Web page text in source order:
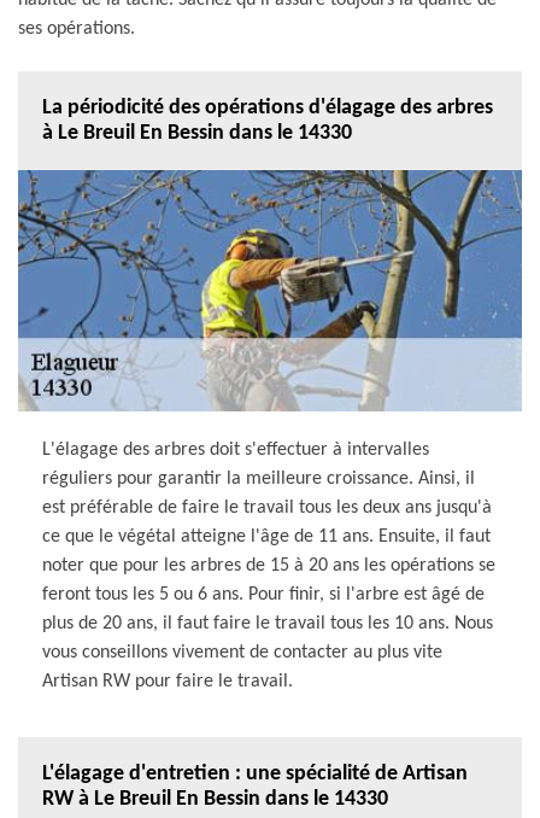
ses opérations.
La périodicité des opérations d'élagage des arbres
à Le Breuil En Bessin dans le 14330
L'élagage des arbres doit s'effectuer à intervalles
réguliers pour garantir la meilleure croissance. Ainsi, il
est préférable de faire le travail tous les deux ans jusqu'à
ce que le végétal atteigne l'âge de 11 ans. Ensuite, il faut
noter que pour les arbres de 15 à 20 ans les opérations se
feront tous les 5 ou 6 ans. Pour finir, si l'arbre est âgé de
plus de 20 ans, il faut faire le travail tous les 10 ans. Nous
vous conseillons vivement de contacter au plus vite
Artisan RW pour faire le travail.
L'élagage d'entretien : une spécialité de Artisan
RW à Le Breuil En Bessin dans le 14330